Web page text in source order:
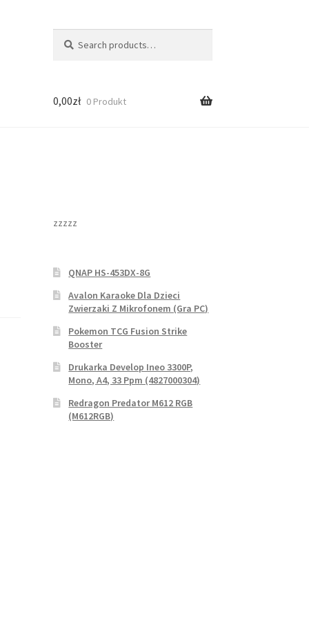
for:
0,00zł 0 Produkt
zzzzz
QNAP HS-453DX-8G
Avalon Karaoke Dla Dzieci
Zwierzaki Z Mikrofonem (Gra PC)
Pokemon TCG Fusion Strike
Booster
Drukarka Develop Ineo 3300P,
Mono, A4, 33 Ppm (4827000304)
Redragon Predator M612 RGB
(M612RGB)